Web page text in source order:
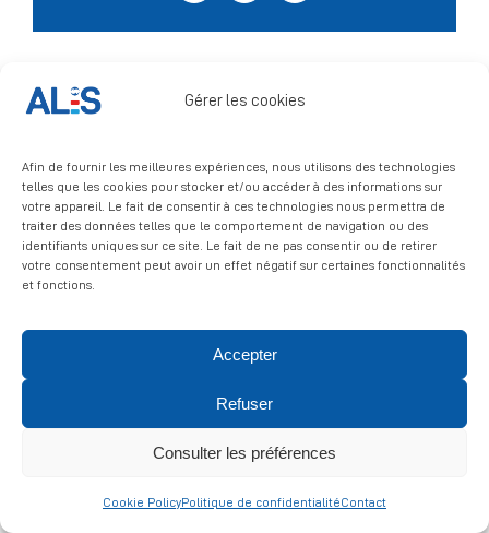
Gérer les cookies
Afin de fournir les meilleures expériences, nous utilisons des technologies
telles que les cookies pour stocker et/ou accéder à des informations sur
votre appareil. Le fait de consentir à ces technologies nous permettra de
traiter des données telles que le comportement de navigation ou des
identifiants uniques sur ce site. Le fait de ne pas consentir ou de retirer
votre consentement peut avoir un effet négatif sur certaines fonctionnalités
et fonctions.
Accepter
Refuser
Consulter les préférences
Cookie PolicyPolitique de confidentialitéContact
Signalement
© 2026 ALIS | All rights reserved
légales